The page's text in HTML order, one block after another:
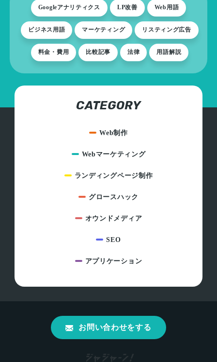
Googleアナリティクス LP改善 Web用語
ビジネス用語 マーケティング リスティング広告
料金・費用 比較記事 法律 用語解説
CATEGORY
Web制作
Webマーケティング
ランディングページ制作
グロースハック
オウンドメディア
SEO
アプリケーション
お問い合わせをする